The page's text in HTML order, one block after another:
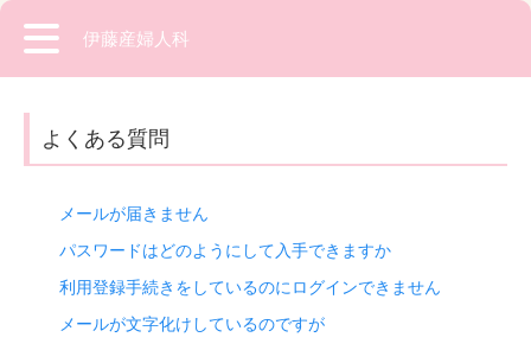
伊藤産婦人科
よくある質問
メールが届きません
パスワードはどのようにして入手できますか
利用登録手続きをしているのにログインできません
メールが文字化けしているのですが